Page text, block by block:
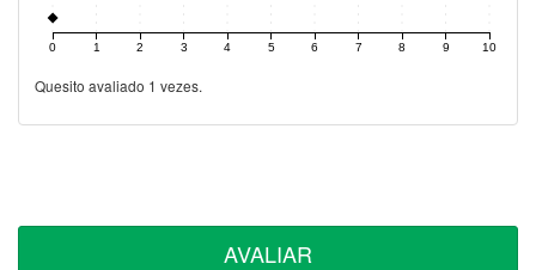
0 1 2 3 4 5 6 7 8 9 10
Quesito avaliado 1 vezes.
AVALIAR